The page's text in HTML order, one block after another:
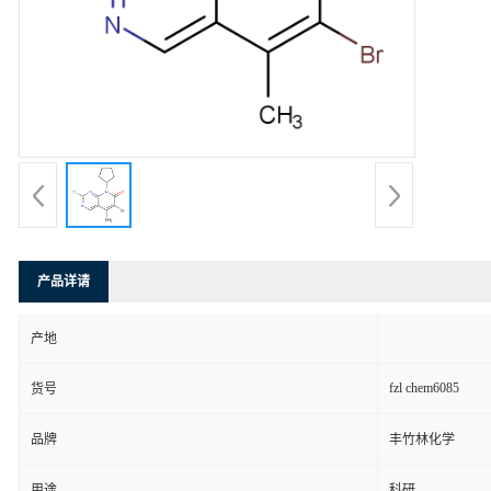
产品详请
产地
货号 fzl chem6085
品牌 丰竹林化学